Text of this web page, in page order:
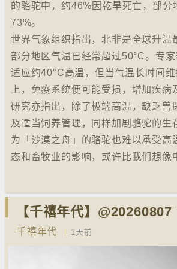
的骆驼中，约46%因乾旱死亡，部分
73%。
世界气象组织指出，北非是全球升温
部分地区气温已经常超过50°C。专
适应约40°C高温，但当气温长时间
上，免疫系统便可能受损，增加疾病
研究亦指出，除了极端高温，缺乏兽
及适当饲养管理，同样加剧骆驼的生
为「沙漠之舟」的骆驼也难以承受高
态和畜牧业的影响，或许比我们想像
【千禧年代】
千禧年代 1天前